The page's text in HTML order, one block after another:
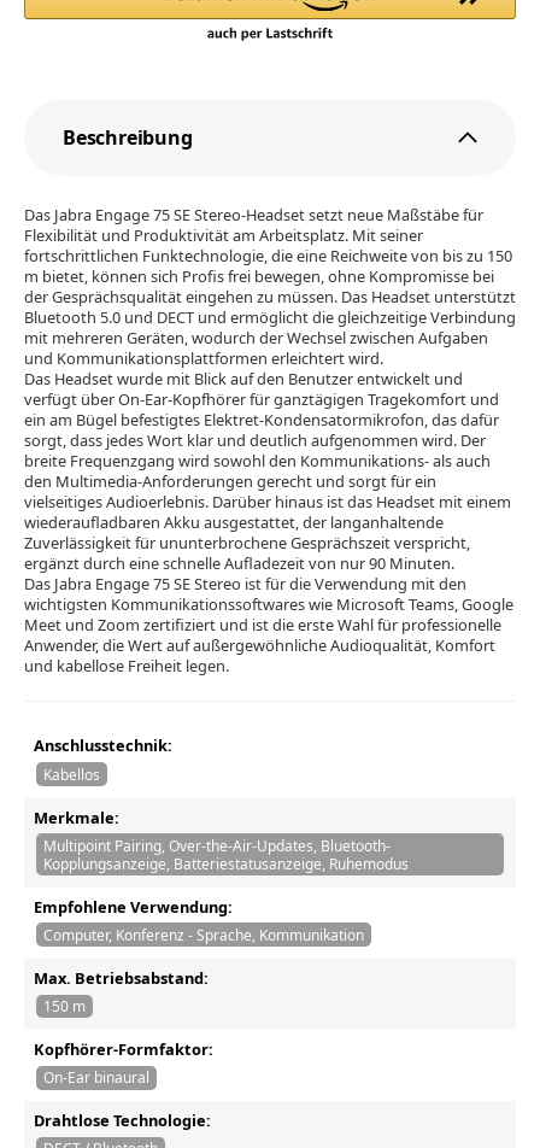
Beschreibung
Das Jabra Engage 75 SE Stereo-Headset setzt neue Maßstäbe für
Flexibilität und Produktivität am Arbeitsplatz. Mit seiner
fortschrittlichen Funktechnologie, die eine Reichweite von bis zu 150
m bietet, können sich Profis frei bewegen, ohne Kompromisse bei
der Gesprächsqualität eingehen zu müssen. Das Headset unterstützt
Bluetooth 5.0 und DECT und ermöglicht die gleichzeitige Verbindung
mit mehreren Geräten, wodurch der Wechsel zwischen Aufgaben
und Kommunikationsplattformen erleichtert wird.
Das Headset wurde mit Blick auf den Benutzer entwickelt und
verfügt über On-Ear-Kopfhörer für ganztägigen Tragekomfort und
ein am Bügel befestigtes Elektret-Kondensatormikrofon, das dafür
sorgt, dass jedes Wort klar und deutlich aufgenommen wird. Der
breite Frequenzgang wird sowohl den Kommunikations- als auch
den Multimedia-Anforderungen gerecht und sorgt für ein
vielseitiges Audioerlebnis. Darüber hinaus ist das Headset mit einem
wiederaufladbaren Akku ausgestattet, der langanhaltende
Zuverlässigkeit für ununterbrochene Gesprächszeit verspricht,
ergänzt durch eine schnelle Aufladezeit von nur 90 Minuten.
Das Jabra Engage 75 SE Stereo ist für die Verwendung mit den
wichtigsten Kommunikationssoftwares wie Microsoft Teams, Google
Meet und Zoom zertifiziert und ist die erste Wahl für professionelle
Anwender, die Wert auf außergewöhnliche Audioqualität, Komfort
und kabellose Freiheit legen.
Anschlusstechnik:
Kabellos
Merkmale:
Multipoint Pairing, Over-the-Air-Updates, Bluetooth-
Kopplungsanzeige, Batteriestatusanzeige, Ruhemodus
Empfohlene Verwendung:
Computer, Konferenz - Sprache, Kommunikation
Max. Betriebsabstand:
150 m
Kopfhörer-Formfaktor:
On-Ear binaural
Drahtlose Technologie: